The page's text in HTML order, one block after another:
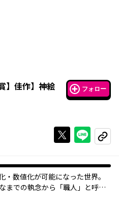
】佳作】 神絵
フォロー
Xで投稿する
ライン
コピー
・数値化が可能になった世界。
までの執念から「職人」と呼ば